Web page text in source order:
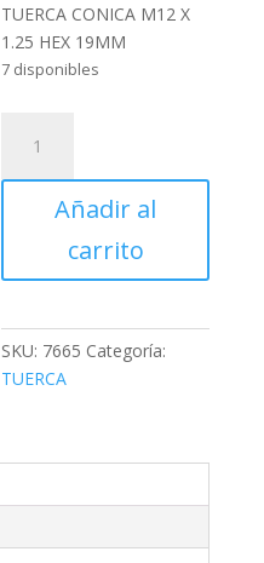
TUERCA CONICA M12 X
1.25 HEX 19MM
7 disponibles
CONICA
M12
Añadir al
carrito
SKU: 7665 Categoría:
TUERCA